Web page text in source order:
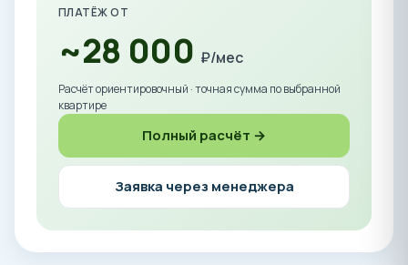
ПЛАТЁЖ ОТ
~28 000 ₽/мес
Расчёт ориентировочный · точная сумма по выбранной
квартире
Полный расчёт →
Заявка через менеджера